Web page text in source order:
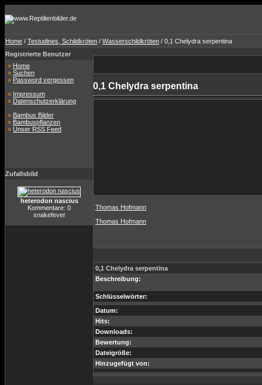
Home / Testudines, Schildkröten / Wasserschildkröten / 0,1 Chelydra serpentina
Registrierte Benutzer
» Home
» Suchen
» Password vergessen
» Impressum
» Datenschutzerklärung
» Bambus Bilder
» Bambuspflanzen
» Unser RSS Feed
Zufallsbild
heterodon nascius
Kommentare: 0
snakefever
0,1 Chelydra serpentina
Thomas Hofmann
Thomas Hofmann
0,1 Chelydra serpentina
Beschreibung:
Schlüsselwörter:
Datum:
Hits:
Downloads:
Bewertung:
Dateigröße:
Hinzugefügt von: